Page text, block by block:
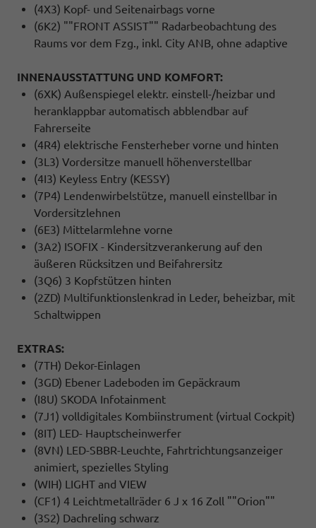
(4X3) Kopf- und Seitenairbags vorne
(6K2) ""FRONT ASSIST"" Radarbeobachtung des
Raums vor dem Fzg., inkl. City ANB, ohne adaptive
INNENAUSSTATTUNG UND KOMFORT:
(6XK) Außenspiegel elektr. einstell-/heizbar und
heranklappbar automatisch abblendbar auf
Fahrerseite
(4R4) elektrische Fensterheber vorne und hinten
(3L3) Vordersitze manuell höhenverstellbar
(4I3) Keyless Entry (KESSY)
(7P4) Lendenwirbelstütze, manuell einstellbar in
Vordersitzlehnen
(6E3) Mittelarmlehne vorne
(3A2) ISOFIX - Kindersitzverankerung auf den
äußeren Rücksitzen und Beifahrersitz
(3Q6) 3 Kopfstützen hinten
(2ZD) Multifunktionslenkrad in Leder, beheizbar, mit
Schaltwippen
EXTRAS:
(7TH) Dekor-Einlagen
(3GD) Ebener Ladeboden im Gepäckraum
(I8U) SKODA Infotainment
(7J1) volldigitales Kombiinstrument (virtual Cockpit)
(8IT) LED- Hauptscheinwerfer
(8VN) LED-SBBR-Leuchte, Fahrtrichtungsanzeiger
animiert, spezielles Styling
(WIH) LIGHT and VIEW
(CF1) 4 Leichtmetallräder 6 J x 16 Zoll ""Orion""
(3S2) Dachreling schwarz